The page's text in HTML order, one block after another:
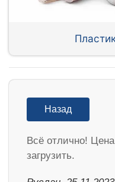
Назад
Всё отлично!
загрузить.